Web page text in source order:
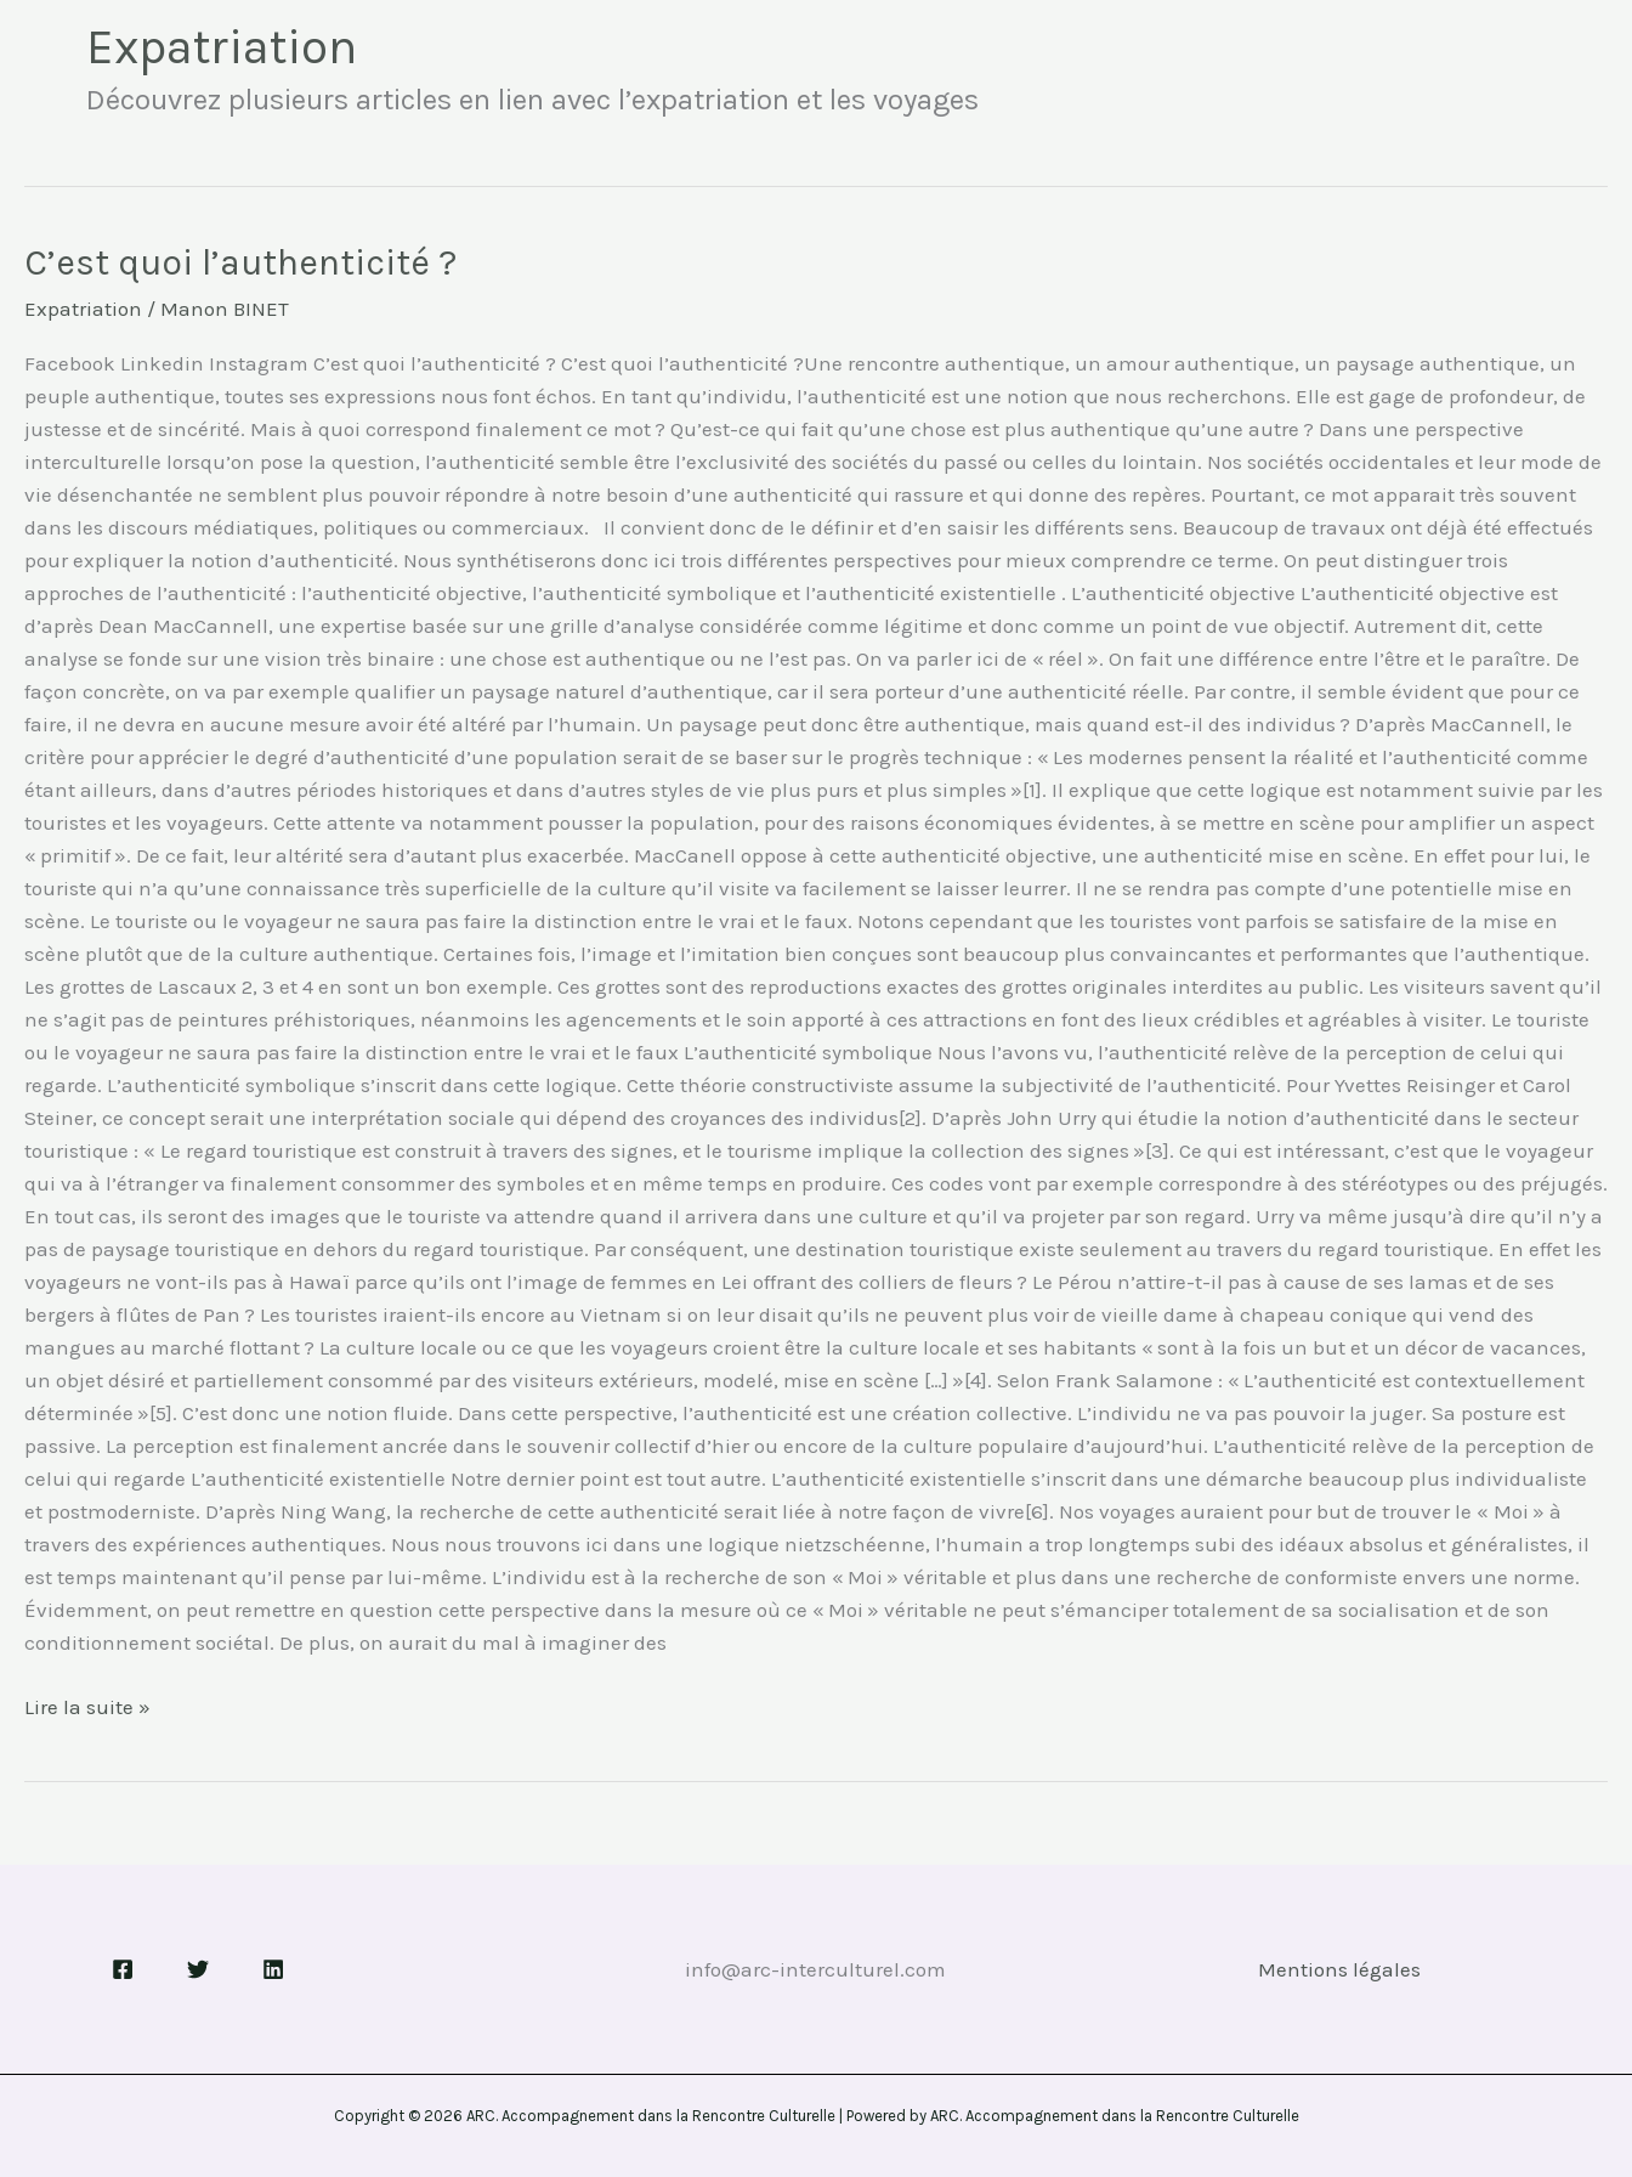
Expatriation
Découvrez plusieurs articles en lien avec l’expatriation et les voyages
C’est quoi l’authenticité ?
Expatriation / Manon BINET
Facebook Linkedin Instagram C’est quoi l’authenticité ? C’est quoi l’authenticité ?Une rencontre authentique, un amour authentique, un paysage authentique, un
peuple authentique, toutes ses expressions nous font échos. En tant qu’individu, l’authenticité est une notion que nous recherchons. Elle est gage de profondeur, de
justesse et de sincérité. Mais à quoi correspond finalement ce mot ? Qu’est-ce qui fait qu’une chose est plus authentique qu’une autre ? Dans une perspective
interculturelle lorsqu’on pose la question, l’authenticité semble être l’exclusivité des sociétés du passé ou celles du lointain. Nos sociétés occidentales et leur mode de
vie désenchantée ne semblent plus pouvoir répondre à notre besoin d’une authenticité qui rassure et qui donne des repères. Pourtant, ce mot apparait très souvent
dans les discours médiatiques, politiques ou commerciaux. Il convient donc de le définir et d’en saisir les différents sens. Beaucoup de travaux ont déjà été effectués
pour expliquer la notion d’authenticité. Nous synthétiserons donc ici trois différentes perspectives pour mieux comprendre ce terme. On peut distinguer trois
approches de l’authenticité : l’authenticité objective, l’authenticité symbolique et l’authenticité existentielle . L’authenticité objective L’authenticité objective est
d’après Dean MacCannell, une expertise basée sur une grille d’analyse considérée comme légitime et donc comme un point de vue objectif. Autrement dit, cette
analyse se fonde sur une vision très binaire : une chose est authentique ou ne l’est pas. On va parler ici de « réel ». On fait une différence entre l’être et le paraître. De
façon concrète, on va par exemple qualifier un paysage naturel d’authentique, car il sera porteur d’une authenticité réelle. Par contre, il semble évident que pour ce
faire, il ne devra en aucune mesure avoir été altéré par l’humain. Un paysage peut donc être authentique, mais quand est-il des individus ? D’après MacCannell, le
critère pour apprécier le degré d’authenticité d’une population serait de se baser sur le progrès technique : « Les modernes pensent la réalité et l’authenticité comme
étant ailleurs, dans d’autres périodes historiques et dans d’autres styles de vie plus purs et plus simples »[1]. Il explique que cette logique est notamment suivie par les
touristes et les voyageurs. Cette attente va notamment pousser la population, pour des raisons économiques évidentes, à se mettre en scène pour amplifier un aspect
« primitif ». De ce fait, leur altérité sera d’autant plus exacerbée. MacCanell oppose à cette authenticité objective, une authenticité mise en scène. En effet pour lui, le
touriste qui n’a qu’une connaissance très superficielle de la culture qu’il visite va facilement se laisser leurrer. Il ne se rendra pas compte d’une potentielle mise en
scène. Le touriste ou le voyageur ne saura pas faire la distinction entre le vrai et le faux. Notons cependant que les touristes vont parfois se satisfaire de la mise en
scène plutôt que de la culture authentique. Certaines fois, l’image et l’imitation bien conçues sont beaucoup plus convaincantes et performantes que l’authentique.
Les grottes de Lascaux 2, 3 et 4 en sont un bon exemple. Ces grottes sont des reproductions exactes des grottes originales interdites au public. Les visiteurs savent qu’il
ne s’agit pas de peintures préhistoriques, néanmoins les agencements et le soin apporté à ces attractions en font des lieux crédibles et agréables à visiter. Le touriste
ou le voyageur ne saura pas faire la distinction entre le vrai et le faux L’authenticité symbolique Nous l’avons vu, l’authenticité relève de la perception de celui qui
regarde. L’authenticité symbolique s’inscrit dans cette logique. Cette théorie constructiviste assume la subjectivité de l’authenticité. Pour Yvettes Reisinger et Carol
Steiner, ce concept serait une interprétation sociale qui dépend des croyances des individus[2]. D’après John Urry qui étudie la notion d’authenticité dans le secteur
touristique : « Le regard touristique est construit à travers des signes, et le tourisme implique la collection des signes »[3]. Ce qui est intéressant, c’est que le voyageur
qui va à l’étranger va finalement consommer des symboles et en même temps en produire. Ces codes vont par exemple correspondre à des stéréotypes ou des préjugés.
En tout cas, ils seront des images que le touriste va attendre quand il arrivera dans une culture et qu’il va projeter par son regard. Urry va même jusqu’à dire qu’il n’y a
pas de paysage touristique en dehors du regard touristique. Par conséquent, une destination touristique existe seulement au travers du regard touristique. En effet les
voyageurs ne vont-ils pas à Hawaï parce qu’ils ont l’image de femmes en Lei offrant des colliers de fleurs ? Le Pérou n’attire-t-il pas à cause de ses lamas et de ses
bergers à flûtes de Pan ? Les touristes iraient-ils encore au Vietnam si on leur disait qu’ils ne peuvent plus voir de vieille dame à chapeau conique qui vend des
mangues au marché flottant ? La culture locale ou ce que les voyageurs croient être la culture locale et ses habitants « sont à la fois un but et un décor de vacances,
un objet désiré et partiellement consommé par des visiteurs extérieurs, modelé, mise en scène […] »[4]. Selon Frank Salamone : « L’authenticité est contextuellement
déterminée »[5]. C’est donc une notion fluide. Dans cette perspective, l’authenticité est une création collective. L’individu ne va pas pouvoir la juger. Sa posture est
passive. La perception est finalement ancrée dans le souvenir collectif d’hier ou encore de la culture populaire d’aujourd’hui. L’authenticité relève de la perception de
celui qui regarde L’authenticité existentielle Notre dernier point est tout autre. L’authenticité existentielle s’inscrit dans une démarche beaucoup plus individualiste
et postmoderniste. D’après Ning Wang, la recherche de cette authenticité serait liée à notre façon de vivre[6]. Nos voyages auraient pour but de trouver le « Moi » à
travers des expériences authentiques. Nous nous trouvons ici dans une logique nietzschéenne, l’humain a trop longtemps subi des idéaux absolus et généralistes, il
est temps maintenant qu’il pense par lui-même. L’individu est à la recherche de son « Moi » véritable et plus dans une recherche de conformiste envers une norme.
Évidemment, on peut remettre en question cette perspective dans la mesure où ce « Moi » véritable ne peut s’émanciper totalement de sa socialisation et de son
conditionnement sociétal. De plus, on aurait du mal à imaginer des
C’est
l’authenticité
Lire la suite »
info@arc-interculturel.com Mentions légales
Copyright © 2026 ARC. Accompagnement dans la Rencontre Culturelle | Powered by ARC. Accompagnement dans la Rencontre Culturelle